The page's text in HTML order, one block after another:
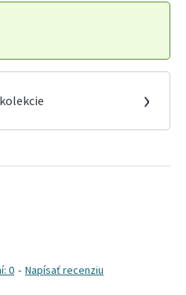
›
0 - Napísať recenziu